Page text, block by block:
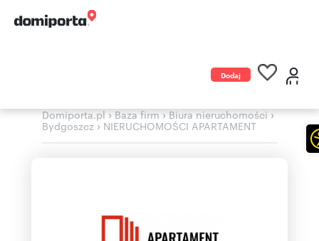
Dodaj
Domiporta.pl›Baza firm›Biura nieruchomości›
Bydgoszcz › NIERUCHOMOŚCI APARTAMENT